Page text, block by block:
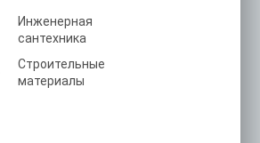
Инженерная
сантехника
Строительные
материалы